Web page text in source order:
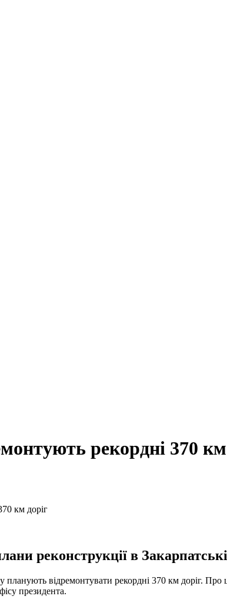
рекордні 370 км
реконструкції в
планують відремонтувати рекордні 370 км доріг.
президента.